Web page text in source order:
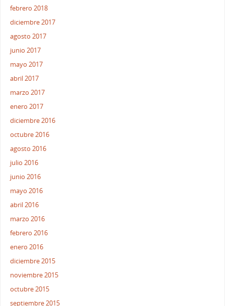
febrero 2018
diciembre 2017
agosto 2017
junio 2017
mayo 2017
abril 2017
marzo 2017
enero 2017
diciembre 2016
octubre 2016
agosto 2016
julio 2016
junio 2016
mayo 2016
abril 2016
marzo 2016
febrero 2016
enero 2016
diciembre 2015
noviembre 2015
octubre 2015
septiembre 2015